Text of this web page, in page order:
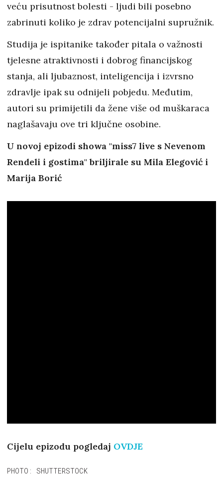
veću prisutnost bolesti - ljudi bili posebno
zabrinuti koliko je zdrav potencijalni supružnik.
Studija je ispitanike također pitala o važnosti
tjelesne atraktivnosti i dobrog financijskog
stanja, ali ljubaznost, inteligencija i izvrsno
zdravlje ipak su odnijeli pobjedu. Međutim,
autori su primijetili da žene više od muškaraca
naglašavaju ove tri ključne osobine.
U novoj epizodi showa "miss7 live s Nevenom
Rendeli i gostima" briljirale su Mila Elegović i
Marija Borić
Cijelu epizodu pogledaj OVDJE
PHOTO: SHUTTERSTOCK